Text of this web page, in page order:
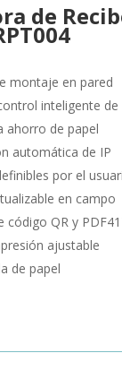
de
montaje en pared
inteligente
ahorro de papel
automática de IP
por el
en campo
código QR y
ajustable
de papel